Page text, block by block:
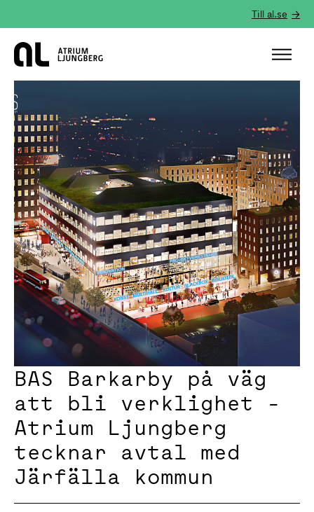
Till al.se
Hem
BAS Barkarby på väg
att bli verklighet -
Atrium Ljungberg
tecknar avtal med
Järfälla kommun